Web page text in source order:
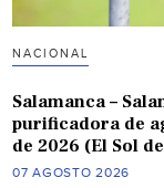
NACIONAL
Salamanca –
purificadora de
de 2026 (El Sol
07 AGOSTO 2026